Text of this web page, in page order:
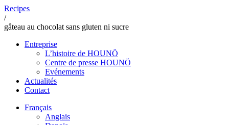
Recipes
/
gâteau au chocolat sans gluten ni sucre
Entreprise
L’histoire de HOUNÖ
Centre de presse HOUNÖ
Evénements
Actualités
Contact
Français
Anglais